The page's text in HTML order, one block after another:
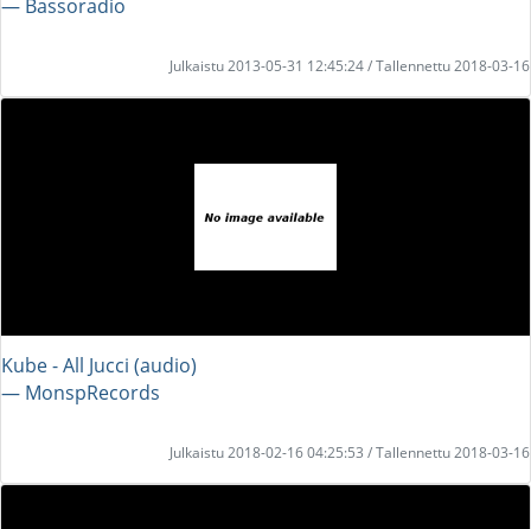
― Bassoradio
Julkaistu 2013-05-31 12:45:24 / Tallennettu 2018-03-16
Kube - All Jucci (audio)
― MonspRecords
Julkaistu 2018-02-16 04:25:53 / Tallennettu 2018-03-16